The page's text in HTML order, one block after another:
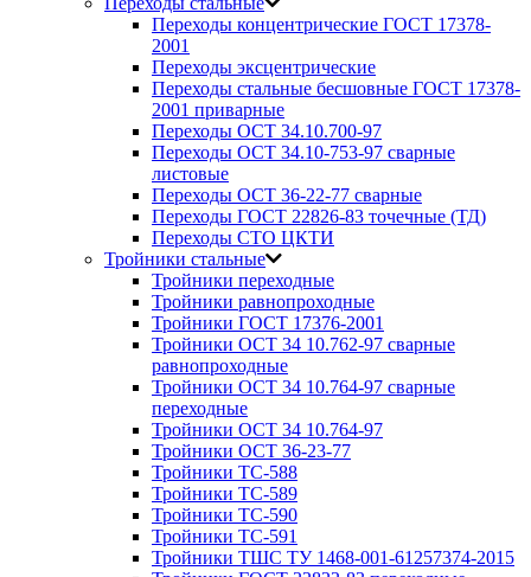
Переходы концентрические ГОСТ 17378-
2001
Переходы эксцентрические
Переходы стальные бесшовные ГОСТ 17378-
2001 приварные
Переходы ОСТ 34.10.700-97
Переходы ОСТ 34.10-753-97 сварные
листовые
Переходы ОСТ 36-22-77 сварные
Переходы ГОСТ 22826-83 точечные (ТД)
Переходы СТО ЦКТИ
Тройники стальные
Тройники переходные
Тройники равнопроходные
Тройники ГОСТ 17376-2001
Тройники ОСТ 34 10.762-97 сварные
равнопроходные
Тройники ОСТ 34 10.764-97 сварные
переходные
Тройники ОСТ 34 10.764-97
Тройники ОСТ 36-23-77
Тройники ТС-588
Тройники ТС-589
Тройники ТС-590
Тройники ТС-591
Тройники ТШС ТУ 1468-001-61257374-2015